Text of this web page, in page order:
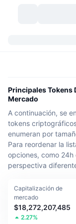
Imágenes
Activos del
Visión
Mercado
Núm. de
Tesorerías
Más
Nuevo
Explorador
Exchanges
Spot
Exchanges
Comunidad
Feeds
Directos
API
Cripto API
Productos
Principales Tokens
Mercado
A continuación, se
tokens
enumeran por
Para reordenar la
opciones, como
perspectiva
Capitalización de
mercado
$18,272,207,485
2.27%